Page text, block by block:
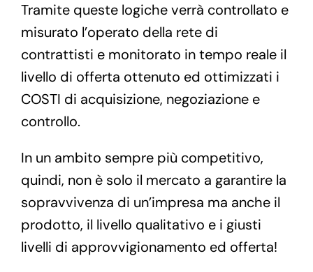
Tramite queste logiche verrà controllato e
misurato l’operato della rete di
contrattisti e monitorato in tempo reale il
livello di offerta ottenuto ed ottimizzati i
COSTI di acquisizione, negoziazione e
controllo.
In un ambito sempre più competitivo,
quindi, non è solo il mercato a garantire la
sopravvivenza di un’impresa ma anche il
prodotto, il livello qualitativo e i giusti
livelli di approvvigionamento ed offerta!